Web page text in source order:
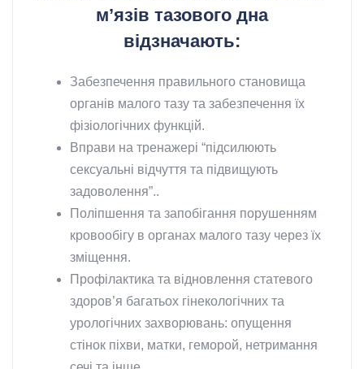
м’язів тазового дна
відзначають:
Забезпечення правильного становища
органів малого тазу та забезпечення їх
фізіологічних функцій.
Вправи на тренажері “підсилюють
сексуальні відчуття та підвищують
задоволення”..
Поліпшення та запобігання порушенням
кровообігу в органах малого тазу через їх
зміщення.
Профілактика та відновлення статевого
здоров’я багатьох гінекологічних та
урологічних захворювань: опущення
стінок піхви, матки, геморой, нетримання